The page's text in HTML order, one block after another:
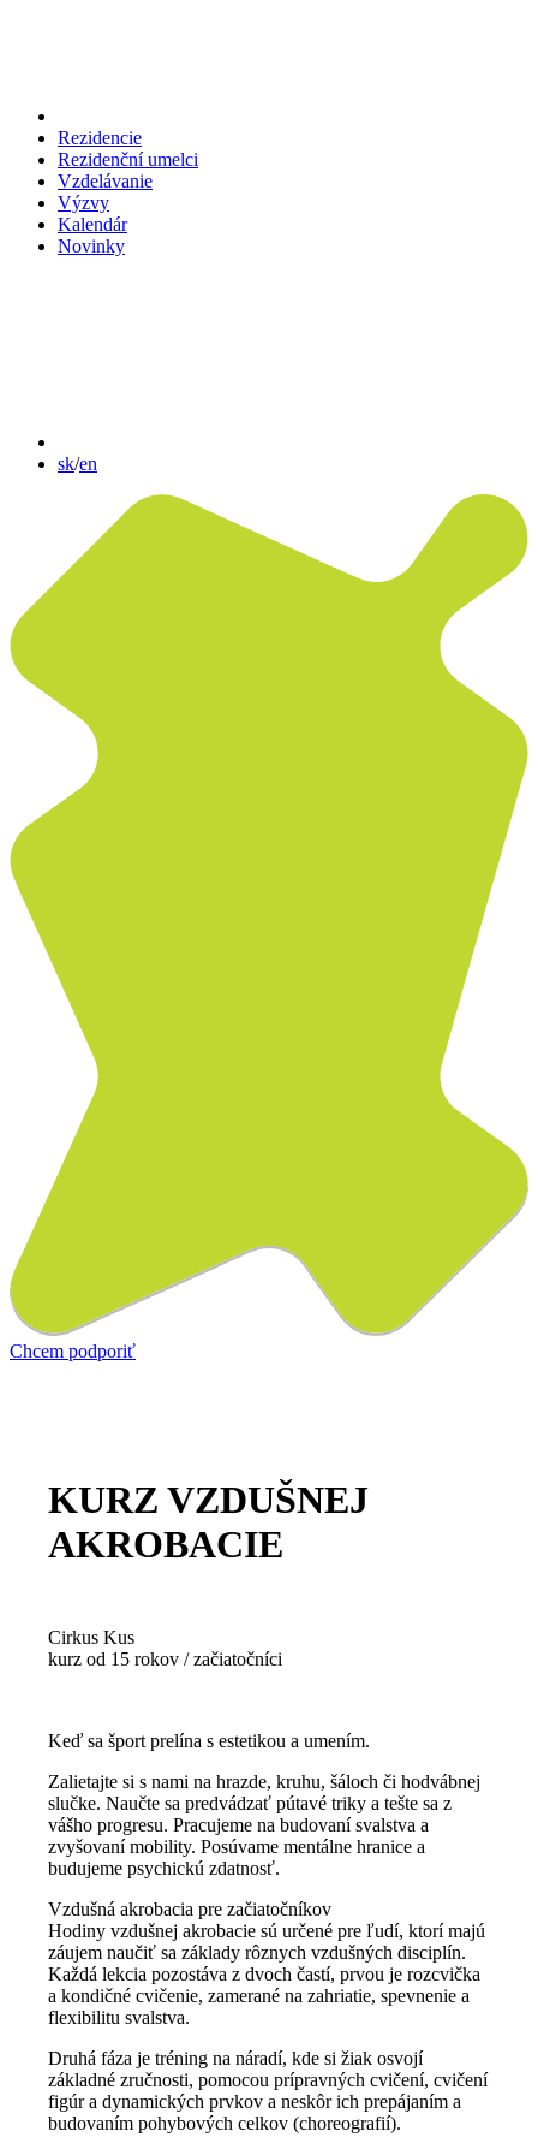
Rezidencie
Rezidenční umelci
Vzdelávanie
Výzvy
Kalendár
Novinky
sk/en
Chcem podporiť
KURZ VZDUŠNEJ
AKROBACIE
Cirkus Kus
kurz od 15 rokov / začiatočníci
Keď sa šport prelína s estetikou a umením.
Zalietajte si s nami na hrazde, kruhu, šáloch či hodvábnej
slučke. Naučte sa predvádzať pútavé triky a tešte sa z
vášho progresu. Pracujeme na budovaní svalstva a
zvyšovaní mobility. Posúvame mentálne hranice a
budujeme psychickú zdatnosť.
Vzdušná akrobacia pre začiatočníkov
Hodiny vzdušnej akrobacie sú určené pre ľudí, ktorí majú
záujem naučiť sa základy rôznych vzdušných disciplín.
Každá lekcia pozostáva z dvoch častí, prvou je rozcvička
a kondičné cvičenie, zamerané na zahriatie, spevnenie a
flexibilitu svalstva.
Druhá fáza je tréning na náradí, kde si žiak osvojí
základné zručnosti, pomocou prípravných cvičení, cvičení
figúr a dynamických prvkov a neskôr ich prepájaním a
budovaním pohybových celkov (choreografií).